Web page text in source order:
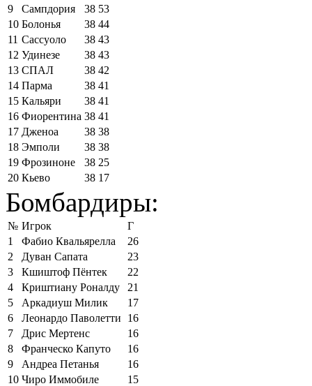
9
Сампдория 38 53
10 Болонья 38 44
11 Сассуоло 38 43
12 Удинезе 38 43
13 СПАЛ 38 42
14 Парма 38 41
15 Кальяри 38 41
16 Фиорентина 38 41
17 Дженоа 38 38
18 Эмполи 38 38
19 Фрозиноне 38 25
20 Кьево 38 17
Бомбардиры:
№ Игрок
Г
1
Фабио Квальярелла
26
2
Дуван Сапата
23
3
Кшиштоф Пёнтек
22
4
Криштиану Роналду
21
5
Аркадиуш Милик
17
6
Леонардо Паволетти
16
7
Дрис Мертенс
16
8
Франческо Капуто
16
9
Андреа Петанья
16
10 Чиро Иммобиле
15